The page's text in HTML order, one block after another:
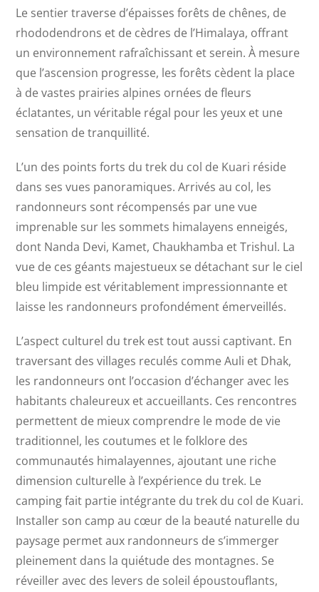
Le sentier traverse d’épaisses forêts de chênes, de
rhododendrons et de cèdres de l’Himalaya, offrant
un environnement rafraîchissant et serein. À mesure
que l’ascension progresse, les forêts cèdent la place
à de vastes prairies alpines ornées de fleurs
éclatantes, un véritable régal pour les yeux et une
sensation de tranquillité.
L’un des points forts du trek du col de Kuari réside
dans ses vues panoramiques. Arrivés au col, les
randonneurs sont récompensés par une vue
imprenable sur les sommets himalayens enneigés,
dont Nanda Devi, Kamet, Chaukhamba et Trishul. La
vue de ces géants majestueux se détachant sur le ciel
bleu limpide est véritablement impressionnante et
laisse les randonneurs profondément émerveillés.
L’aspect culturel du trek est tout aussi captivant. En
traversant des villages reculés comme Auli et Dhak,
les randonneurs ont l’occasion d’échanger avec les
habitants chaleureux et accueillants. Ces rencontres
permettent de mieux comprendre le mode de vie
traditionnel, les coutumes et le folklore des
communautés himalayennes, ajoutant une riche
dimension culturelle à l’expérience du trek. Le
camping fait partie intégrante du trek du col de Kuari.
Installer son camp au cœur de la beauté naturelle du
paysage permet aux randonneurs de s’immerger
pleinement dans la quiétude des montagnes. Se
réveiller avec des levers de soleil époustouflants,